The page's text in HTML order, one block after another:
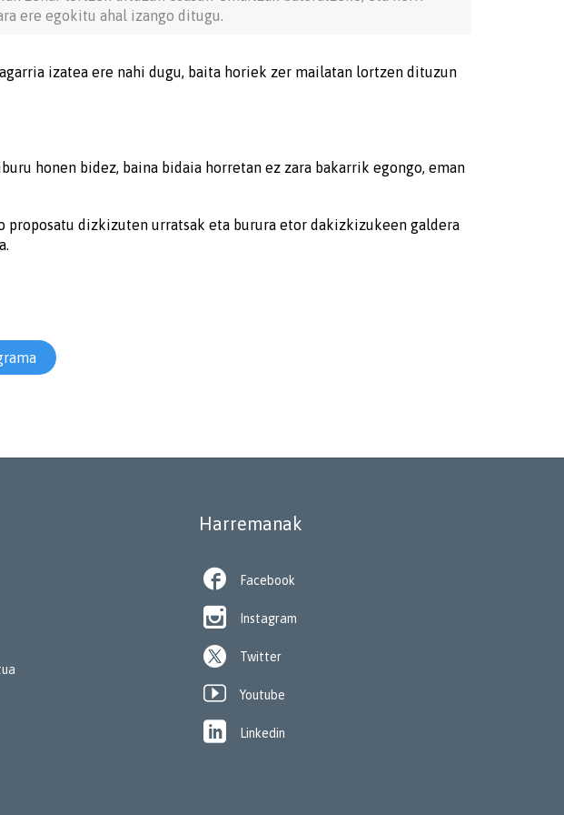
ere egokitu ahal izango ditugu.
izatea ere nahi dugu, baita horiek zer mailatan lortzen dituzun
honen bidez, baina bidaia horretan ez zara bakarrik egongo, eman
dizkizuten urratsak eta burura etor dakizkizukeen galdera
Harremanak
 Facebook
 Instagram
Twitter
 Youtube
 Linkedin